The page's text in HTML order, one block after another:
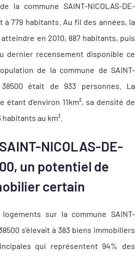
la commune SAINT-NICOLAS-DE-
à 779 habitants. Au fil des années, la
en 2010, 887 habitants, puis
dernier recensement disponible ce
de la commune de SAINT-
38500 était de 933 personnes. La
étant d'environ 11km², sa densité de
au km².
NICOLAS-DE-
un potentiel de
certain
sur la commune SAINT-
s'élevait à 383 biens immobiliers
qui représentent 94% des